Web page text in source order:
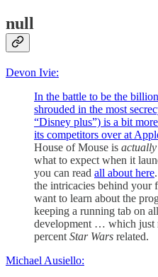
null
Devon Ivie:
In the battle to be the
shrouded in the most
“Disney plus”) is a bit
its competitors over at
House of Mouse is actually
what to expect when it
you can read all about here
the intricacies behind your
want to learn about the
keeping a running tab on
development … which just
percent Star Wars related.
Michael Ausiello: